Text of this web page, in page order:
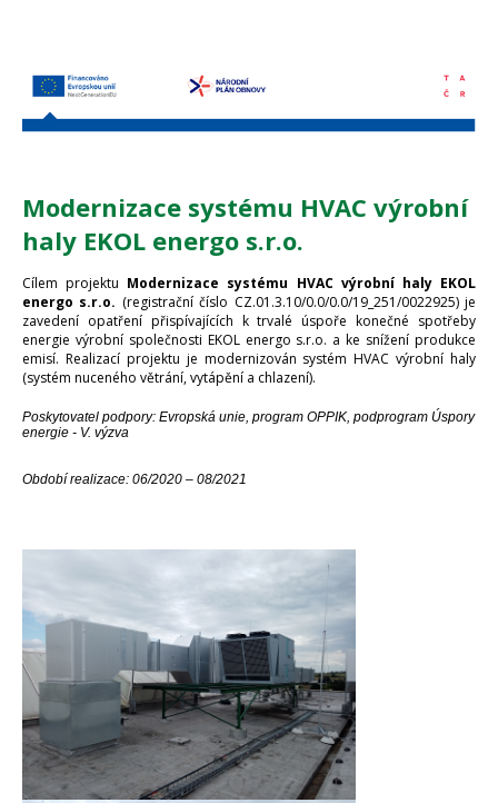
Modernizace systému HVAC výrobní
haly EKOL energo s.r.o.
Cílem projektu Modernizace systému HVAC výrobní haly EKOL
energo s.r.o. (registrační číslo CZ.01.3.10/0.0/0.0/19_251/0022925) je
zavedení opatření přispívajících k trvalé úspoře konečné spotřeby
energie výrobní společnosti EKOL energo s.r.o. a ke snížení produkce
emisí. Realizací projektu je modernizován systém HVAC výrobní haly
(systém nuceného větrání, vytápění a chlazení).
Poskytovatel podpory: Evropská unie, program OPPIK, podprogram Úspory
energie - V. výzva
Období realizace: 06/2020 – 08/2021